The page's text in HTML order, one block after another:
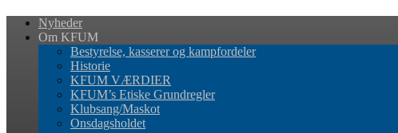
Nyheder
Om KFUM
Bestyrelse, kasserer og kampfordeler
Historie
KFUM VÆRDIER
KFUM’s Etiske Grundregler
Klubsang/Maskot
Onsdagsholdet